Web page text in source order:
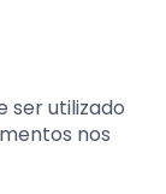
ser utilizado
nos